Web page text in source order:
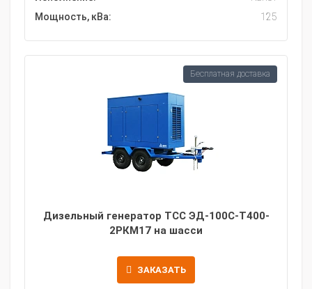
Мощность, кВа:
125
Дизельный генератор ТСС ЭД-100С-Т400-
2РКМ17 на шасси
ЗАКАЗАТЬ
Бесплатная доставка